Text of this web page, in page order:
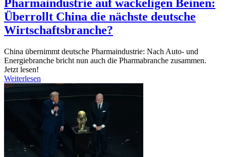
Pharmaindustrie auf wackeligen Beinen:
Überrollt China die nächste deutsche
Wirtschaftsbranche?
China übernimmt deutsche Pharmaindustrie: Nach Auto- und
Energiebranche bricht nun auch die Pharmabranche zusammen.
Jetzt lesen!
Weiterlesen